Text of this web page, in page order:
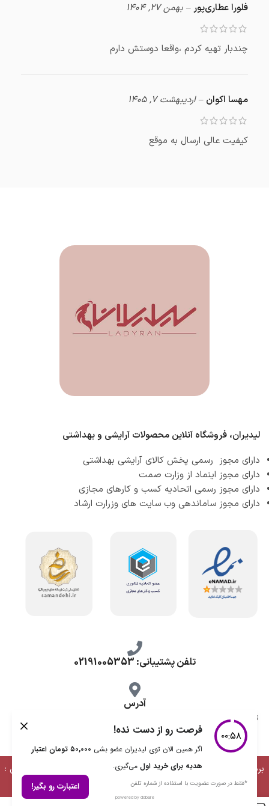
فلورا عطاری‌پور– بهمن 27, 1404
چندبار تهیه کردم ،واقعا دوستش دارم
مهسا اکوان – اردیبهشت 7, 1405
کیفیت عالی ارسال به موقع
لیدیران، فروشگاه آنلاین محصولات آرایشی و بهداشتی
دارای مجوز رسمی پخش کالای آرایشی بهداشتی
دارای مجوز اینماد از وزارت صمت
دارای مجوز رسمی اتحادیه کسب و کارهای مجازی
دارای مجوز ساماندهی وب سایت های وزرارت ارشاد
تلفن پشتیبانی: 02191005353
آدرس
تهران، طرشت شمالی، خ محمد حسینی، کوچه گلناز شرقی، پلاک 10.
برداشت مطالب با ذکر منبع بلامانع است | طراحی، توسعه و پشتیبانی :
دیمن ارتباط